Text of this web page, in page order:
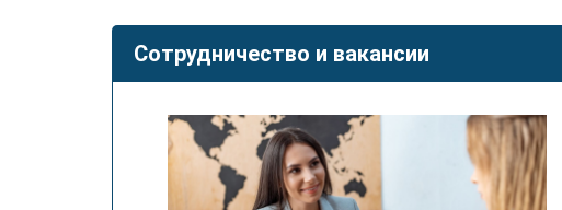
Сотрудничество и вакансии